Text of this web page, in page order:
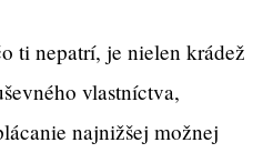
ti nepatrí, je nielen krádež
vlastníctva,
najnižšej možnej